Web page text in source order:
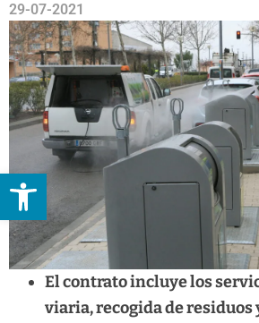
Abrir barra de
29-07-2021
El contrato incluye los
viaria, recogida de residuos